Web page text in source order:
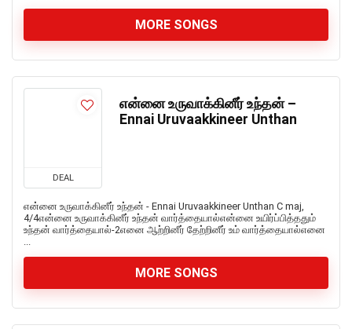
MORE SONGS
DEAL
என்னை உருவாக்கினீர் உந்தன் –
Ennai Uruvaakkineer Unthan
என்னை உருவாக்கினீர் உந்தன் - Ennai Uruvaakkineer Unthan C maj,
4/4என்னை உருவாக்கினீர் உந்தன் வார்த்தையால்என்னை உயிர்ப்பித்ததும்
உந்தன் வார்த்தையால்-2எனை ஆற்றினீர் தேற்றினீர் உம் வார்த்தையால்எனை
...
MORE SONGS